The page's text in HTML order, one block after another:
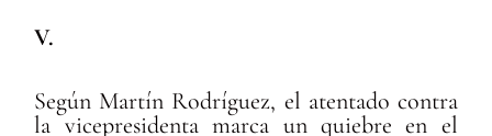
V.
Según Martín Rodríguez, el atentado contra
la vicepresidenta marca un quiebre en el